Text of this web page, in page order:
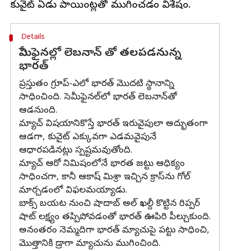
Details
సెమీఫైనల్లో లెబనాన్ తో తలపడనున్న
భారత్
ప్రస్తుతం గ్రూప్-ఎలో భారత్ మొదటి స్థానాన్ని
సాధించింది. సెమీఫైనల్‌లో భారత్ లెబనాన్‌తో
ఆడనుంది.
మ్యాచ్ విషయానికొస్తే భారత్ ఇరువైపులా అద్భుతంగా
ఆడగా, కువైట్ ఎక్కువగా ఎడమవైపునే
ఆధారపడినట్లు స్పష్టమవుతోంది.
మ్యాచ్ ఆరో నిమిషంలోనే భారత జట్టు ఆధిక్యం
సాధించగా, కానీ ఆకాష్ మిశ్రా ఇచ్చిన క్రాస్‌ను గోల్
మార్చడంలో విఫలమయ్యాడు.
బాక్స్ బయట నుంచి షాదాబ్ అల్ ఖల్దీ కొట్టిన రిప్పర్
షాట్ లక్ష్యం తప్పిపోవడంతో భారత్ ఊపిరి పీల్చుకుంది.
అనంతరం నెమ్మదిగా భారత్ మ్యాచుపై పట్టు సాధించి,
మొత్తానికి డ్రాగా మ్యాచును ముగించింది.